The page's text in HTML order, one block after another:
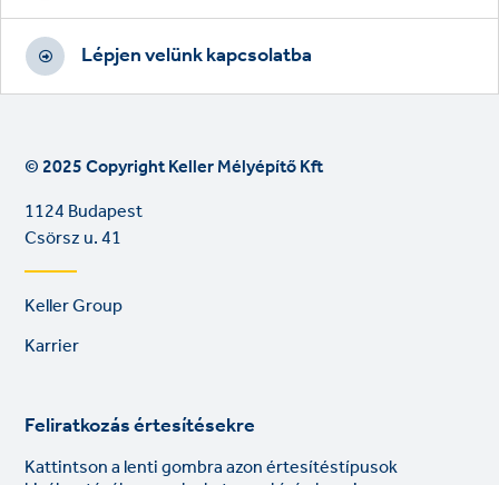
Lépjen velünk kapcsolatba
© 2025 Copyright Keller Mélyépítő Kft
1124 Budapest
Csörsz u. 41
Footer
Keller Group
Karrier
Feliratkozás értesítésekre
Kattintson a lenti gombra azon értesítéstípusok